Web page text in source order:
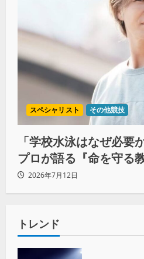
スペシャリスト その他競技
「学校水泳はなぜ必要
プロが語る『命を守る
2026年7月12日
トレンド